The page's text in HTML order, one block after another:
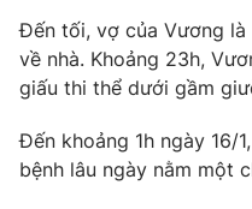
VTV Sức khoẻ
VTV4
Đến tối, vợ của Vương
về nhà. Khoảng 23h,
giấu thi thể dưới gầm
Đến khoảng 1h ngày 16/
bệnh lâu ngày nằm một